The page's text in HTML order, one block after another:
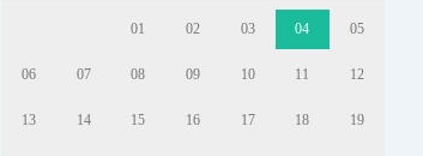
01 02 03 04 05
06 07 08 09 10 11 12
13 14 15 16 17 18 19